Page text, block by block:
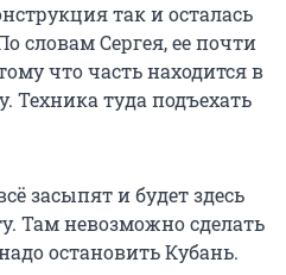
так и осталась
словам Сергея, ее почти
что часть находится в
Техника туда подъехать
засыпят и будет здесь
Там невозможно сделать
остановить Кубань.